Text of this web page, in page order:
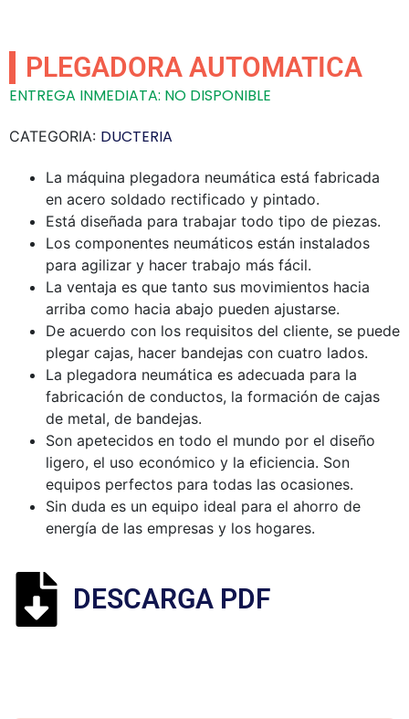
PLEGADORA AUTOMATICA
ENTREGA INMEDIATA: NO DISPONIBLE
CATEGORIA: DUCTERIA
La máquina plegadora neumática está fabricada
en acero soldado rectificado y pintado.
Está diseñada para trabajar todo tipo de piezas.
Los componentes neumáticos están instalados
para agilizar y hacer trabajo más fácil.
La ventaja es que tanto sus movimientos hacia
arriba como hacia abajo pueden ajustarse.
De acuerdo con los requisitos del cliente, se puede
plegar cajas, hacer bandejas con cuatro lados.
La plegadora neumática es adecuada para la
fabricación de conductos, la formación de cajas
de metal, de bandejas.
Son apetecidos en todo el mundo por el diseño
ligero, el uso económico y la eficiencia. Son
equipos perfectos para todas las ocasiones.
Sin duda es un equipo ideal para el ahorro de
energía de las empresas y los hogares.
DESCARGA PDF